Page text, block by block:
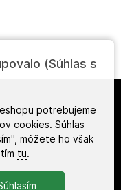
(Súhlas s
potrebujeme
cookies. Súhlas
môžete ho však
tu.